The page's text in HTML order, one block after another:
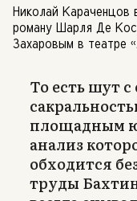
Николай Караченцов
роману Шарля Де
Захаровым в театре
То есть шут
площадным
анализ
обходится
труды